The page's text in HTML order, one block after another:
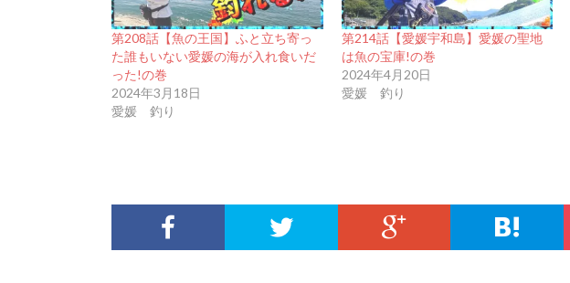
第208話【魚の王国】ふと立ち寄っ
た誰もいない愛媛の海が入れ食いだ
った!の巻
2024年3月18日
愛媛 釣り
第214話【愛媛宇和島】愛媛の聖地
は魚の宝庫!の巻
2024年4月20日
愛媛 釣り